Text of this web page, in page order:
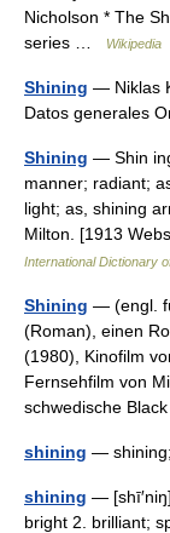
Nicholson * The
series …
Wikipedia
Shining — Niklas
Datos generales
Shining — Shin
manner; radiant;
light; as, shining
Milton. [1913
International Dictionary
Shining — (engl.
(Roman), einen
(1980), Kinofilm
Fernsehfilm von
schwedische
shining —
shining —
bright 2. brilliant;